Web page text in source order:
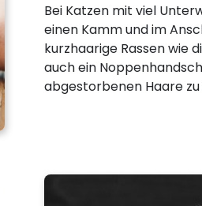
Bei Katzen mit viel
einen Kamm und im
kurzhaarige Rassen wie
auch ein
abgestorbenen Haare zu